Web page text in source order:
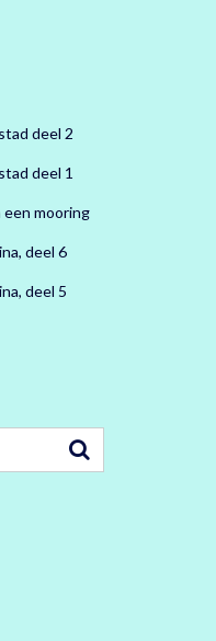
deel 2
deel 1
een mooring
deel 6
deel 5